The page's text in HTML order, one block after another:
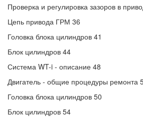
Проверка и регулировка зазоров в
Цепь привода ГРМ 36
Головка блока цилиндров 41
Блок цилиндров 44
Система WT-i - описание 48
Двигатель - общие процедуры ремонта
Головка блока цилиндров 50
Блок цилиндров 54